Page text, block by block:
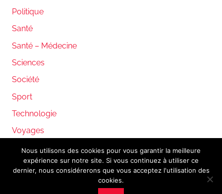
Politique
Santé
Santé – Médecine
Sciences
Société
Sport
Technologie
Voyages
WordPress Theme: Donovan by ThemeZee.
Nous utilisons des cookies pour vous garantir la meilleure
expérience sur notre site. Si vous continuez à utiliser ce
dernier, nous considérerons que vous acceptez l'utilisation des
cookies.